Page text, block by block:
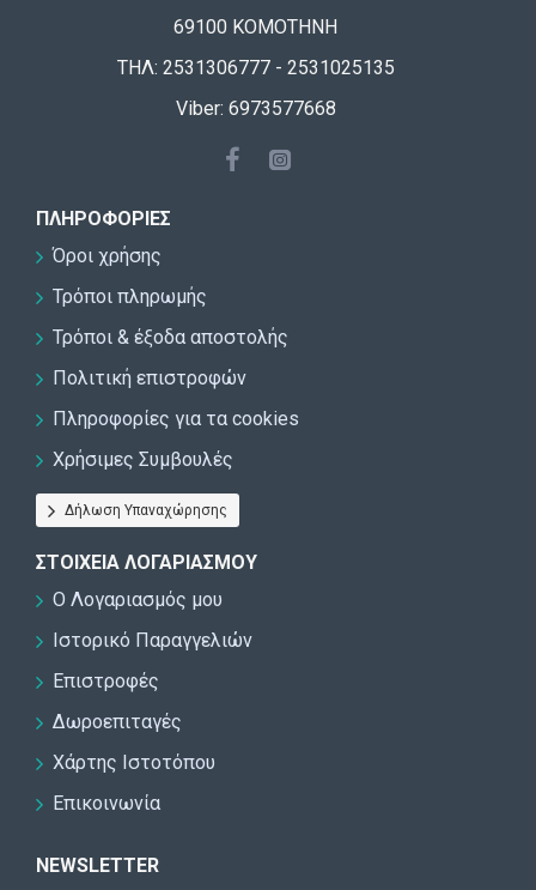
69100 ΚΟΜΟΤΗΝΗ
ΤΗΛ: 2531306777 - 2531025135
Viber: 6973577668
ΠΛΗΡΟΦΟΡΊΕΣ
Όροι χρήσης
Τρόποι πληρωμής
Τρόποι & έξοδα αποστολής
Πολιτική επιστροφών
Πληροφορίες για τα cookies
Χρήσιμες Συμβουλές
Δήλωση Υπαναχώρησης
ΣΤΟΙΧΕΊΑ ΛΟΓΑΡΙΑΣΜΟΎ
Ο Λογαριασμός μου
Ιστορικό Παραγγελιών
Επιστροφές
Δωροεπιταγές
Χάρτης Ιστοτόπου
Επικοινωνία
NEWSLETTER